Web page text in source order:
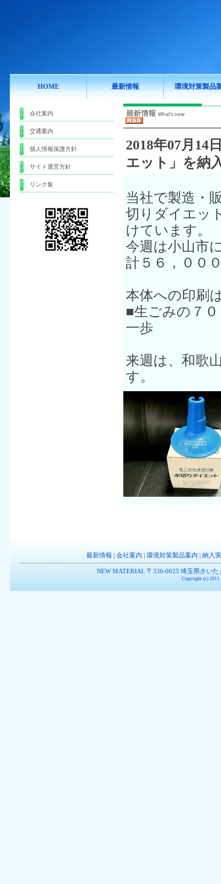
HOME 最新情報 環境対策製品
会社案内
交通案内
個人情報保護方針
サイト運営方針
リンク集
2018年07月14
エット」を納
当社で製造・
切りダイエッ
けています。
今週は小山市
計５６，００
本体への印刷
■生ごみの７
一歩
来週は、和歌
す。
最新情報 会社案内 環境対策製品案内 納入
NEW MATERIAL 〒336-0025 埼玉県さい
Copyright (c)